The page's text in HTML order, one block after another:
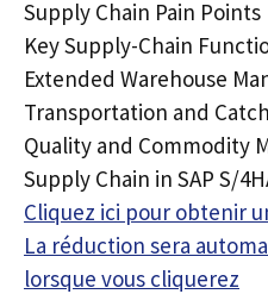
Supply Chain Pain Points
Key Supply-Chain
Extended Warehouse
Transportation and
Quality and Commodity
Supply Chain in SAP S/
Cliquez ici pour obtenir
La réduction sera
lorsque vous cliquerez